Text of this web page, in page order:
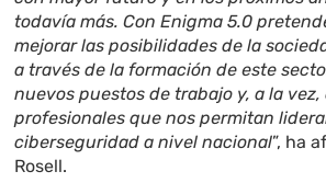
todavía más. Con Enigma 5.0
mejorar las posibilidades de la
a través de la formación de este
nuevos puestos de trabajo y, a la
profesionales que nos permitan
ciberseguridad a nivel nacional”, ha
Rosell.